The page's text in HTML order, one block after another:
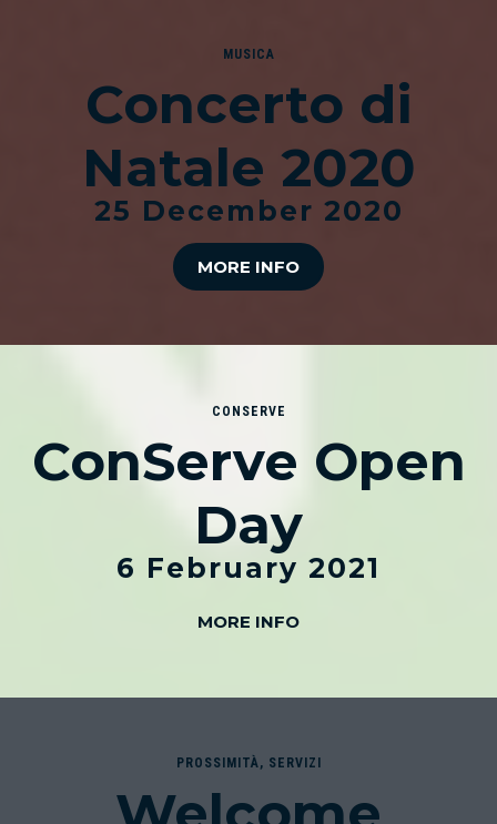
MUSICA
Concerto di
Natale 2020
25 December 2020
MORE INFO
CONSERVE
ConServe Open
Day
6 February 2021
MORE INFO
PROSSIMITÀ, SERVIZI